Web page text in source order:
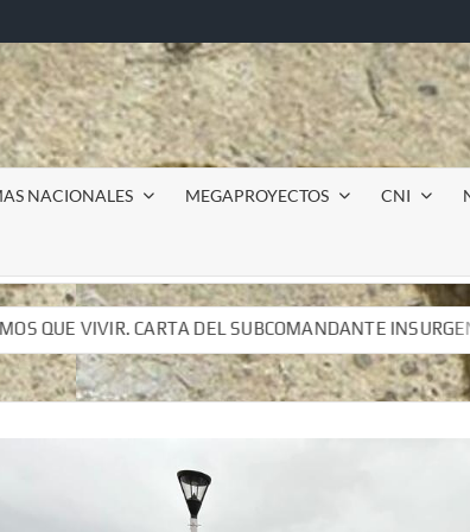
NACIONALES MEGAPROYECTOS CNI
SUBCOMANDANTE INSURGENTE MOISÉS A LUIS DE
SUBCOMANDANTE INSURGENTE MOISÉS A LUIS DE